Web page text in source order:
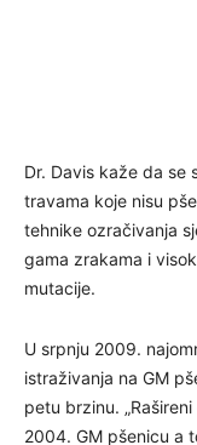
Dr. Davis kaže da se
travama koje nisu
tehnike ozračivanja
gama zrakama i
mutacije.
U srpnju 2009.
istraživanja na GM
petu brzinu.
2004. GM pšenicu a